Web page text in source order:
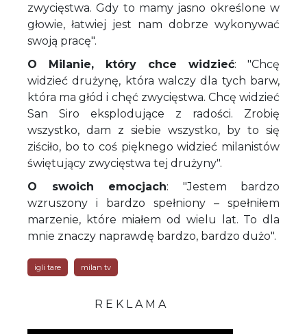
zwycięstwa. Gdy to mamy jasno określone w
głowie, łatwiej jest nam dobrze wykonywać
swoją pracę".
O Milanie, który chce widzieć: "Chcę
widzieć drużynę, która walczy dla tych barw,
która ma głód i chęć zwycięstwa. Chcę widzieć
San Siro eksplodujące z radości. Zrobię
wszystko, dam z siebie wszystko, by to się
ziściło, bo to coś pięknego widzieć milanistów
świętujący zwycięstwa tej drużyny".
O swoich emocjach: "Jestem bardzo
wzruszony i bardzo spełniony – spełniłem
marzenie, które miałem od wielu lat. To dla
mnie znaczy naprawdę bardzo, bardzo dużo".
igli tare milan tv
R E K L A M A